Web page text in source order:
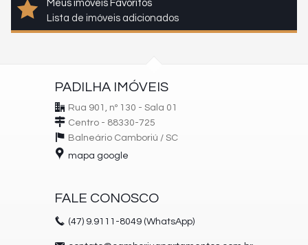
Meus imóveis Favoritos
Lista de imóveis adicionados
PADILHA IMÓVEIS
Rua 901, nº 130 - Sala 01
Centro - 88330-725
Balneário Camboriú / SC
mapa google
FALE CONOSCO
(47) 9.9111-8049 (WhatsApp)